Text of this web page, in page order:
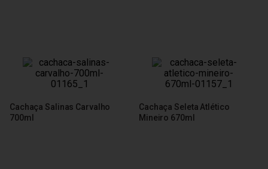
Cachaça Salinas Carvalho
700ml
Cachaça Seleta Atlético
Mineiro 670ml